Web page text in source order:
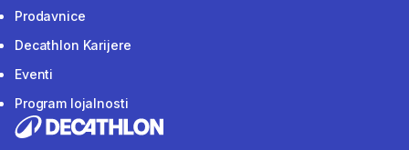
Prodavnice
Decathlon Karijere
Eventi
Program lojalnosti